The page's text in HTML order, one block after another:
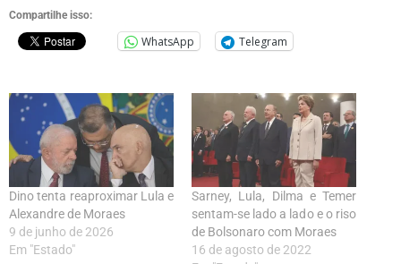
Compartilhe isso:
WhatsApp Telegram
Dino tenta reaproximar Lula e
Alexandre de Moraes
9 de junho de 2026
Em "Estado"
Sarney, Lula, Dilma e Temer
sentam-se lado a lado e o riso
de Bolsonaro com Moraes
16 de agosto de 2022